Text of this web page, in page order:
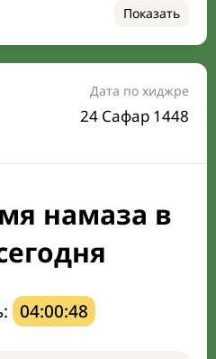
Показать
на сегодня
Дата по хиджре
24 Сафар 1448
намаза в
04:00:47